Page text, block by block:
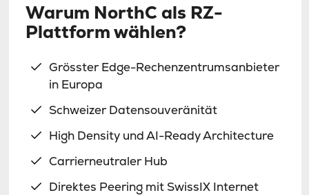
Warum NorthC als RZ-
Plattform wählen?
Grösster Edge-Rechenzentrumsanbieter
in Europa
Schweizer Datensouveränität
High Density und AI-Ready Architecture
Carrierneutraler Hub
Direktes Peering mit SwissIX Internet